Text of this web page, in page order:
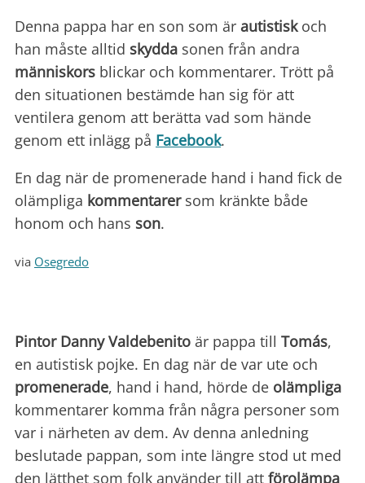
Denna pappa har en son som är autistiskoch
han måste alltid skydda sonen från andra
människors blickar och kommentarer. Trött på
den situationen bestämde han sig för att
ventilera genom att berätta vad som hände
genom ett inlägg på Facebook.
En dag när de promenerade hand i hand fick de
olämpliga kommentarersom kränkte både
honom och hans son.
via Osegredo
Pintor Danny Valdebenito är pappa till Tomás,
en autistisk pojke. En dag när de var ute och
promenerade, hand i hand, hörde de olämpliga
kommentarer komma från några personer som
var i närheten av dem. Av denna anledning
beslutade pappan, som inte längre stod ut med
den lätthet som folk använder till att förolämpa